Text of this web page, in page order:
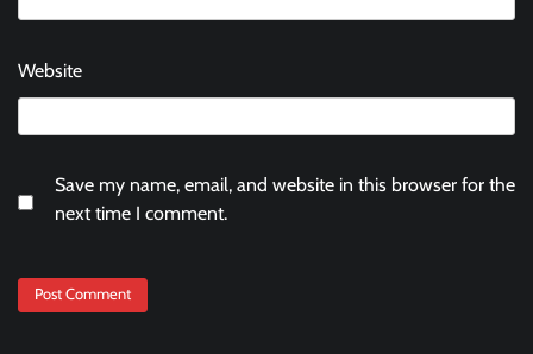
Website
Save my name, email, and website in this browser for the
next time I comment.